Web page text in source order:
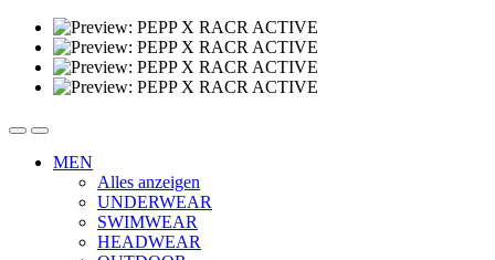
MEN
Alles anzeigen
UNDERWEAR
SWIMWEAR
HEADWEAR